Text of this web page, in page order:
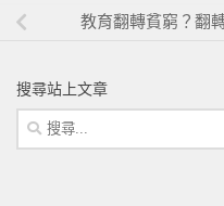
教育翻轉貧窮？翻
搜尋站上文章
搜
尋